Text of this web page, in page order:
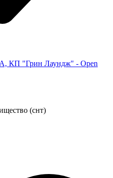
КП "Грин Лаундж" - Open
(снт)